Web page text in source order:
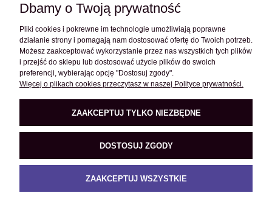
OBSŁUGA KLIENTA
POMOC
O FIRMIE
PRODUKTY
Dbamy o Twoją prywatność
Pliki cookies i pokrewne im technologie umożliwiają poprawne
działanie strony i pomagają nam dostosować ofertę do Twoich potrzeb.
Możesz zaakceptować wykorzystanie przez nas wszystkich tych plików
i przejść do sklepu lub dostosować użycie plików do swoich
preferencji, wybierając opcję "Dostosuj zgody".
Więcej o plikach cookies przeczytasz w naszej Polityce prywatności.
ZAAKCEPTUJ TYLKO NIEZBĘDNE
DOSTOSUJ ZGODY
ZAAKCEPTUJ WSZYSTKIE